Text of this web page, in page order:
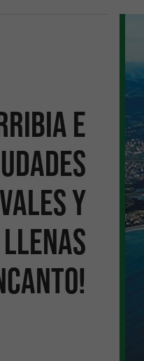
e
y
llenas